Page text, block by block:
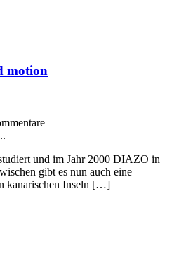
motion
und im Jahr 2000 DIAZO in
gibt es nun auch eine
kanarischen Inseln […]